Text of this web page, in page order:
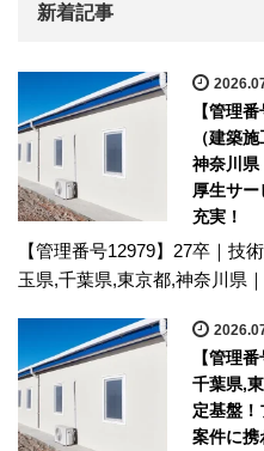
新着記事
【管理
（建築
神奈川県
厚生サ
充実！
【管理番号12979】27卒｜技
玉県,千葉県,東京都,神奈川県
【管理
千葉県,
定基盤
案件に携